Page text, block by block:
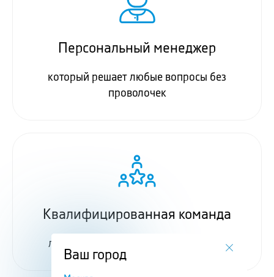
Персональный менеджер
который решает любые вопросы без
проволочек
Квалифицированная команда
логистов, водителей и кладовщиков
Ваш город